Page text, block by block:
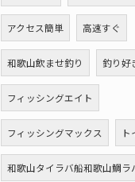
アクセス簡単 高速すぐ
和歌山飲ませ釣り 釣り好
フィッシングエイト
フィッシングマックス ト
和歌山タイラバ船和歌山鯛ラ